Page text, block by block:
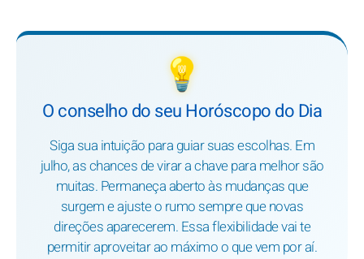
💡
O conselho do seu Horóscopo do Dia
Siga sua intuição para guiar suas escolhas. Em
julho, as chances de virar a chave para melhor são
muitas. Permaneça aberto às mudanças que
surgem e ajuste o rumo sempre que novas
direções aparecerem. Essa flexibilidade vai te
permitir aproveitar ao máximo o que vem por aí.